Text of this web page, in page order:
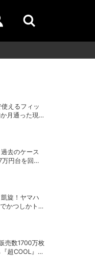
えるフィッ
月通った現在
去のケース
円台を回復
旋！ヤマハ
かつしかトリ
売数1700万枚
超COOL』シ